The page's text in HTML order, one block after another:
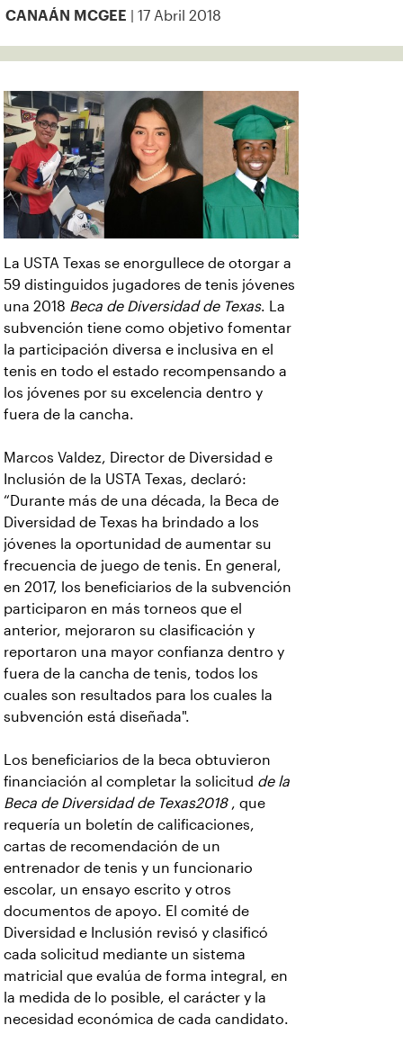
CANAÁN MCGEE | 17 Abril 2018
La USTA Texas se enorgullece de otorgar a
59 distinguidos jugadores de tenis jóvenes
una 2018 Beca de Diversidad de Texas. La
subvención tiene como objetivo fomentar
la participación diversa e inclusiva en el
tenis en todo el estado recompensando a
los jóvenes por su excelencia dentro y
fuera de la cancha.
Marcos Valdez, Director de Diversidad e
Inclusión de la USTA Texas, declaró:
“Durante más de una década, la Beca de
Diversidad de Texas ha brindado a los
jóvenes la oportunidad de aumentar su
frecuencia de juego de tenis. En general,
en 2017, los beneficiarios de la subvención
participaron en más torneos que el
anterior, mejoraron su clasificación y
reportaron una mayor confianza dentro y
fuera de la cancha de tenis, todos los
cuales son resultados para los cuales la
subvención está diseñada".
Los beneficiarios de la beca obtuvieron
financiación al completar la solicitud de la
Beca de Diversidad de Texas2018 , que
requería un boletín de calificaciones,
cartas de recomendación de un
entrenador de tenis y un funcionario
escolar, un ensayo escrito y otros
documentos de apoyo. El comité de
Diversidad e Inclusión revisó y clasificó
cada solicitud mediante un sistema
matricial que evalúa de forma integral, en
la medida de lo posible, el carácter y la
necesidad económica de cada candidato.